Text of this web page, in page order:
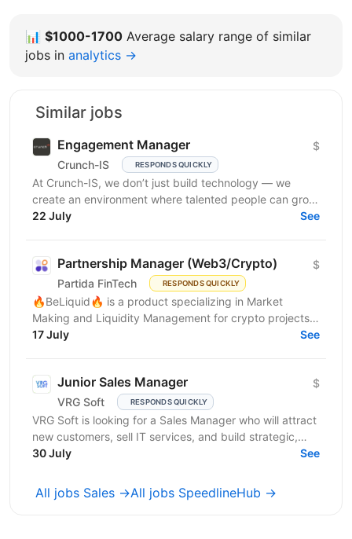
📊 $1000-1700 Average salary range of similar
jobs in analytics →
Similar jobs
Engagement Manager
Crunch-IS RESPONDS QUICKLY
$
At Crunch-IS, we don’t just build technology — we
create an environment where talented people can grow,
develop innovative solutions, and truly feel their...
22 July See
Partnership Manager (Web3/Crypto)
Partida FinTech RESPONDS QUICKLY
$
🔥BeLiquid🔥 is a product specializing in Market
Making and Liquidity Management for crypto projects.
We help projects build sustainable liquidity, maintain...
17 July See
Junior Sales Manager
VRG Soft RESPONDS QUICKLY
$
VRG Soft is looking for a Sales Manager who will attract
new customers, sell IT services, and build strategic,
long-term...
30 July See
All jobs Sales →All jobs SpeedlineHub →